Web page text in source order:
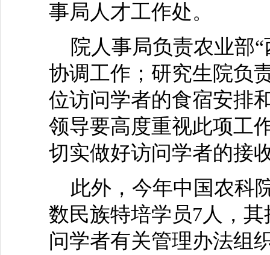
事局人才工作处。
院人事局负责农业部“
协调工作；研究生院负
位访问学者的食宿安排
领导要高度重视此项工
切实做好访问学者的接
此外，今年中国农科
数民族特培学员7人，
问学者有关管理办法组